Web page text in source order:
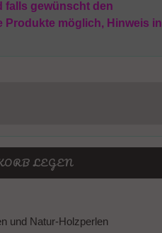
falls gewünscht den
möglich, Hinweis in
LEGEN
und Natur-Holzperlen